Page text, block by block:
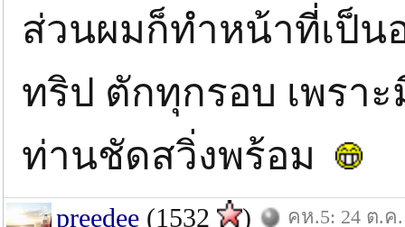
ส่วนผมก็ทำหน้าที่เป็
ทริป ตักทุกรอบ เพรา
ท่านชัดสวิ่งพร้อม
preedee (1532 ) คห.5: 24 ต.ค.